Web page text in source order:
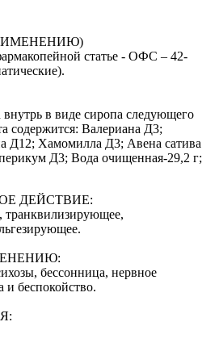
статье - ОФС – 42-
в виде сиропа следующего
содержится: Валериана Д3;
Д12; Хамомилла Д3; Авена сатива
Д3; Вода очищенная-29,2 г;
ДЕЙСТВИЕ:
транквилизирующее,
бессонница, нервное
и беспокойство.